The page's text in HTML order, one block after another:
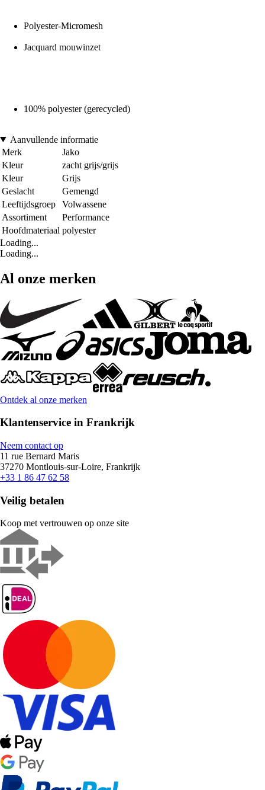
Polyester-Micromesh
Jacquard mouwinzet
100% polyester (gerecycled)
Aanvullende informatie
Merk
Jako
Kleur
zacht grijs/grijs
Kleur
Grijs
Geslacht
Gemengd
Leeftijdsgroep
Volwassene
Assortiment
Performance
Hoofdmateriaal polyester
Loading...
Loading...
Al onze merken
Ontdek al onze merken
Klantenservice in Frankrijk
Neem contact op
11 rue Bernard Maris
37270 Montlouis-sur-Loire, Frankrijk
+33 1 86 47 62 58
Veilig betalen
Koop met vertrouwen op onze site